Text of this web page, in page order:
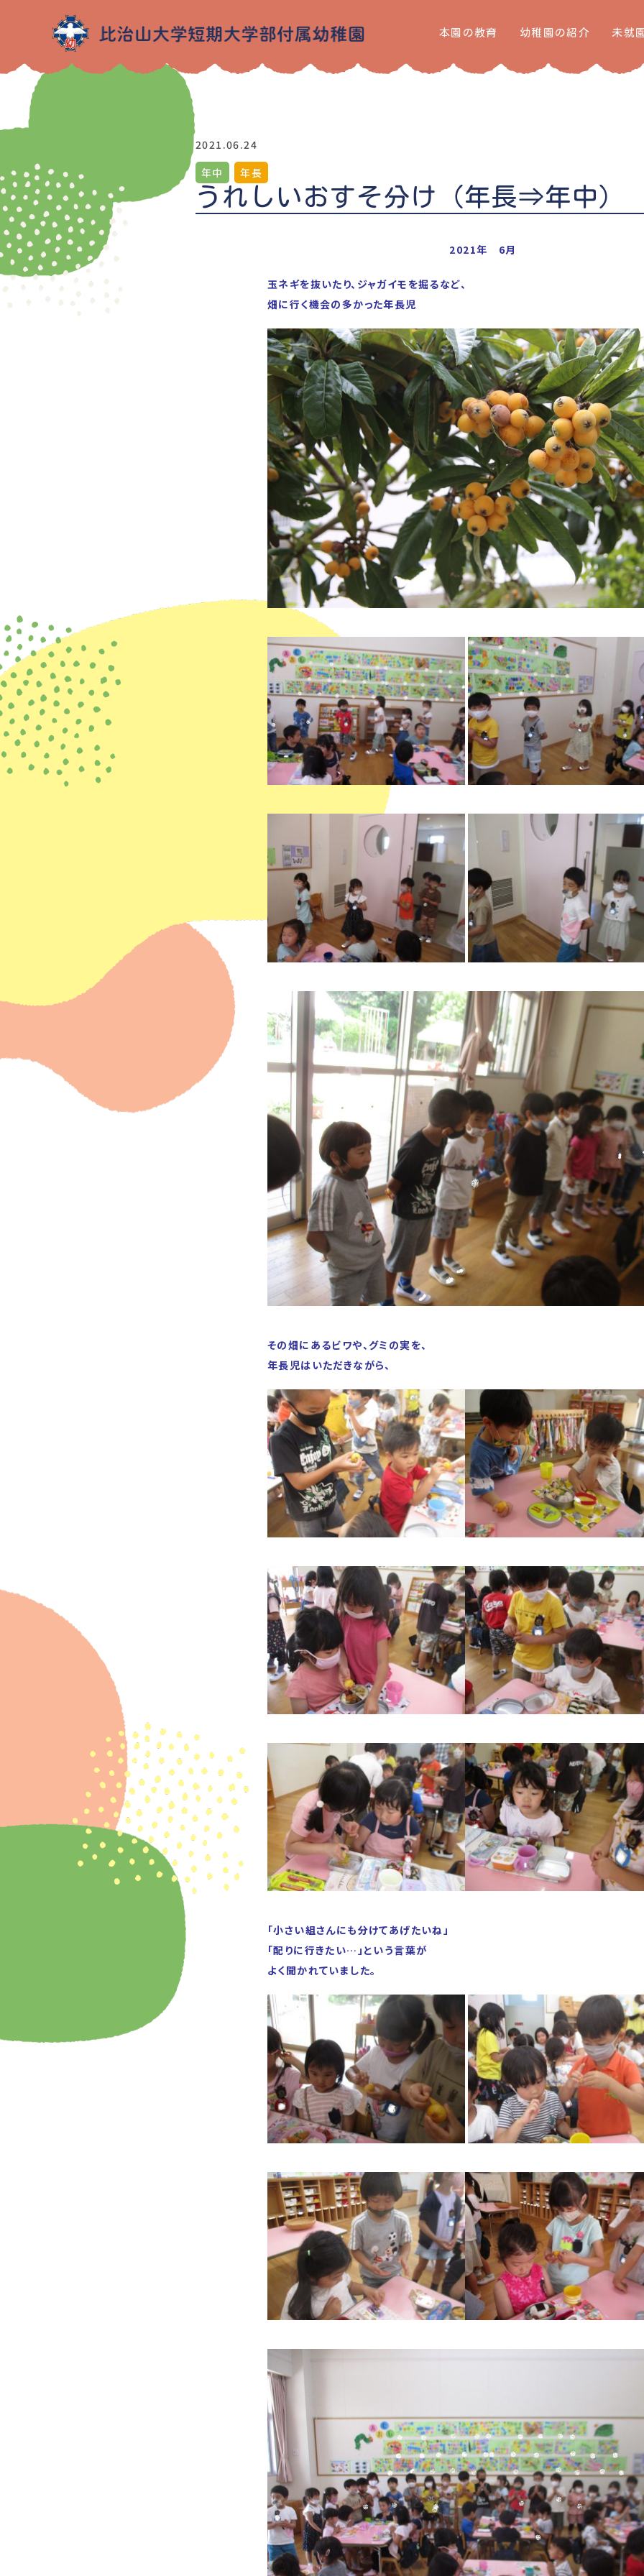
本園の教育 幼稚園の紹介 未就
2021.06.24
年中
年長
うれしいおすそ分け（年長⇒年中）
2021年 6月
玉ネギを抜いたり、ジャガイモを掘るなど、
畑に行く機会の多かった年長児
その畑にあるビワや、グミの実を、
年長児はいただきながら、
「小さい組さんにも分けてあげたいね」
「配りに行きたい…」という言葉が
よく聞かれていました。